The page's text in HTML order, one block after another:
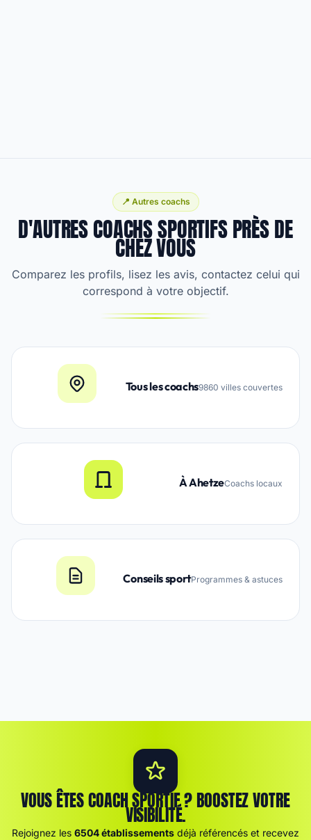
📍 Autres coachs
D'AUTRES COACHS SPORTIFS PRÈS DE
CHEZ VOUS
Comparez les profils, lisez les avis, contactez celui qui
correspond à votre objectif.
Tous les coachs9860 villes couvertes
À AhetzeCoachs locaux
Conseils sportProgrammes & astuces
VOUS ÊTES COACH SPORTIF ? BOOSTEZ VOTRE
VISIBILITÉ.
Rejoignez les 6504 établissements déjà référencés et recevez